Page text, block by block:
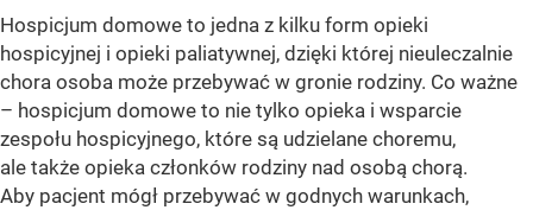
Hospicjum domowe to jedna z kilku form opieki
hospicyjnej i opieki paliatywnej, dzięki której nieuleczalnie
chora osoba może przebywać w gronie rodziny. Co ważne
– hospicjum domowe to nie tylko opieka i wsparcie
zespołu hospicyjnego, które są udzielane choremu,
ale także opieka członków rodziny nad osobą chorą.
Aby pacjent mógł przebywać w godnych warunkach,